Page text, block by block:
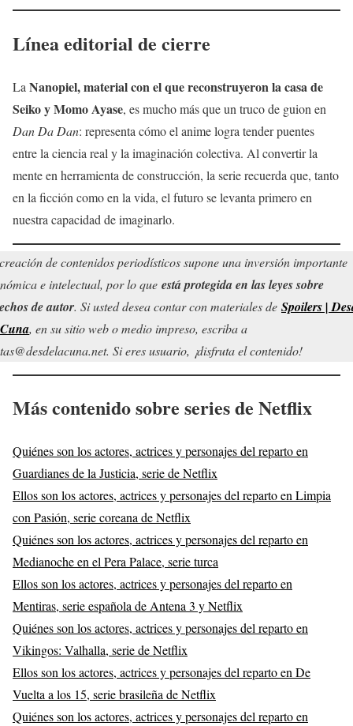
Línea editorial de cierre
La Nanopiel, material con el que reconstruyeron la casa de
Seiko y Momo Ayase, es mucho más que un truco de guion en
Dan Da Dan: representa cómo el anime logra tender puentes
entre la ciencia real y la imaginación colectiva. Al convertir la
mente en herramienta de construcción, la serie recuerda que, tanto
en la ficción como en la vida, el futuro se levanta primero en
nuestra capacidad de imaginarlo.
de contenidos periodísticos supone una inversión importante
e intelectual, por lo que está protegida en las leyes sobre
de autor. Si usted desea contar con materiales de Spoilers |
, en su sitio web o medio impreso, escriba a
Si eres usuario, ¡disfruta el contenido!
Más contenido sobre series de Netflix
Quiénes son los actores, actrices y personajes del reparto en
Guardianes de la Justicia, serie de Netflix
Ellos son los actores, actrices y personajes del reparto en Limpia
con Pasión, serie coreana de Netflix
Quiénes son los actores, actrices y personajes del reparto en
Medianoche en el Pera Palace, serie turca
Ellos son los actores, actrices y personajes del reparto en
Mentiras, serie española de Antena 3 y Netflix
Quiénes son los actores, actrices y personajes del reparto en
Vikingos: Valhalla, serie de Netflix
Ellos son los actores, actrices y personajes del reparto en De
Vuelta a los 15, serie brasileña de Netflix
Quiénes son los actores, actrices y personajes del reparto en